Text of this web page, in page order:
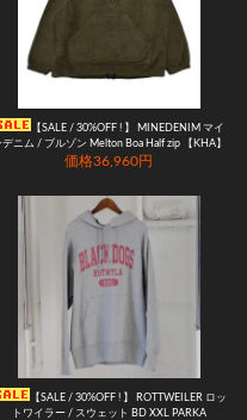
【SALE / 30%OFF ! 】 MINEDENIM マイ
デニム / ブルゾン Melton Boa Half zip 【KHA】
価格36,960円
【SALE / 30%OFF ! 】 ROTTWEILER ロッ
トワイラー / スウェット BD XXL PARKA